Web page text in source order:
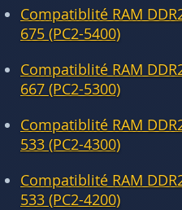
Compatiblité RAM
675 (PC2-5400)
Compatiblité RAM
667 (PC2-5300)
Compatiblité RAM
533 (PC2-4300)
Compatiblité RAM
533 (PC2-4200)